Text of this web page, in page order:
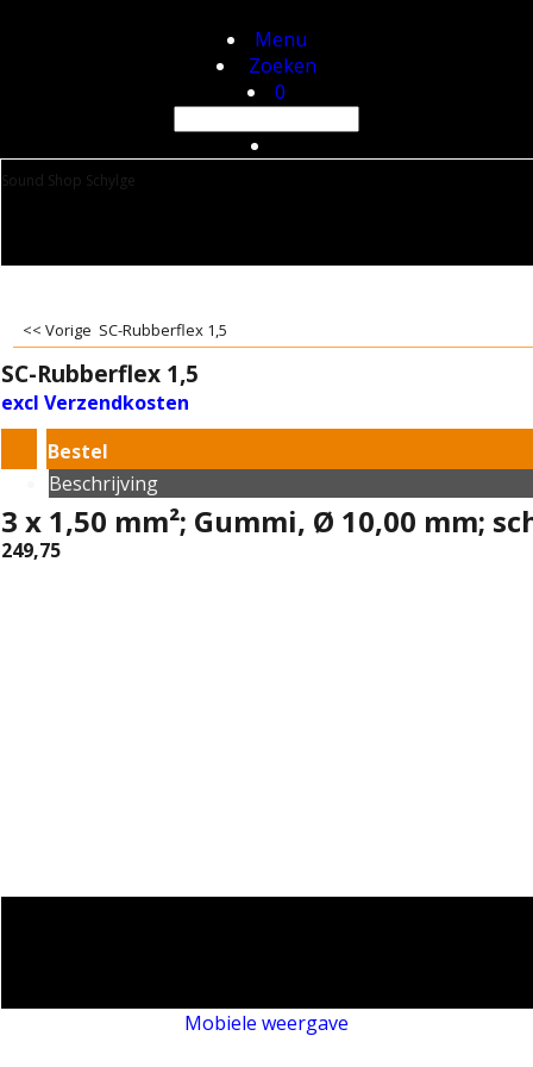
Menu
Zoeken
0
Sound Shop Schylge
<< Vorige SC-Rubberflex 1,5
SC-Rubberflex 1,5
excl Verzendkosten
Bestel
Beschrijving
3 x 1,50 mm²; Gummi, Ø 10,00 mm;
249,75
Mobiele weergave